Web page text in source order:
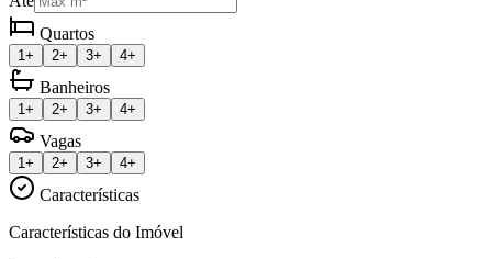
Quartos
1+ 2+ 3+ 4+
Banheiros
1+ 2+ 3+ 4+
Vagas
1+ 2+ 3+ 4+
Características
Características do Imóvel